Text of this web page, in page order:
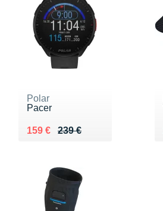
Polar
Pacer
239 €
Au lieu de 239 €
159 €
Vendu 159 €